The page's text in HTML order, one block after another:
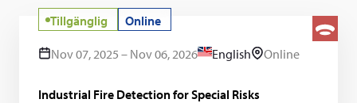
Tillgänglig Online
Nov 07, 2025 – Nov 06, 2026 English Online
Industrial Fire Detection for Special Risks